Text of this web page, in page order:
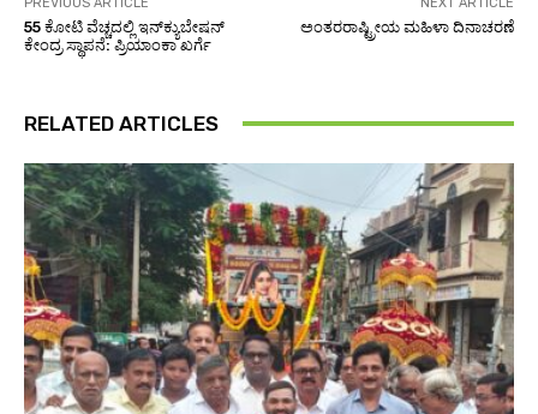
55 ಕೋಟಿ ವೆಚ್ಚದಲ್ಲಿ ಇನ್‌ಕ್ಯುಬೇಷನ್‌
ಕೇಂದ್ರ ಸ್ಥಾಪನೆ: ಪ್ರಿಯಾಂಕಾ ಖರ್ಗೆ
ಅಂತರರಾಷ್ಟ್ರೀಯ ಮಹಿಳಾ ದಿನಾಚರಣೆ
RELATED ARTICLES